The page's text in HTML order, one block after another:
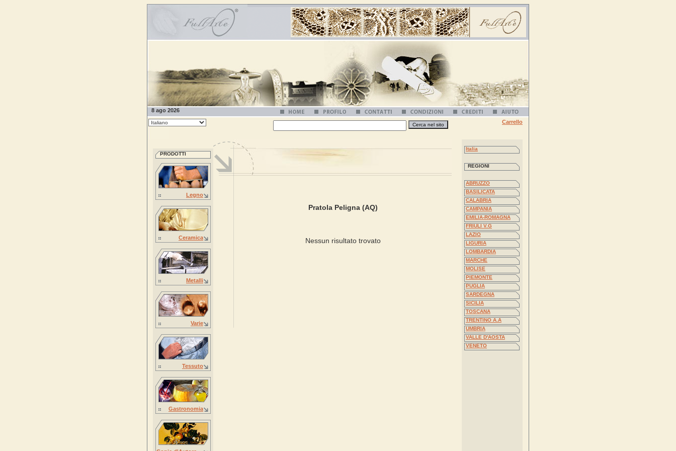
8 ago 2026
Carrello
PRODOTTI
Legno
Ceramica
Metalli
Varie
Tessuto
Gastronomia
Italia
REGIONI
ABRUZZO
BASILICATA
CALABRIA
CAMPANIA
EMILIA-ROMAGNA
FRIULI V.G
LAZIO
LIGURIA
LOMBARDIA
MARCHE
MOLISE
PIEMONTE
PUGLIA
SARDEGNA
SICILIA
TOSCANA
TRENTINO A.A
UMBRIA
VALLE D'AOSTA
VENETO
Pratola Peligna (AQ)
Nessun risultato trovato